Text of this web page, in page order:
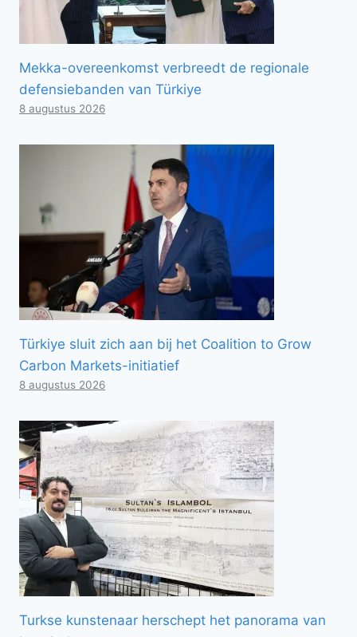
Mekka-overeenkomst verbreedt de regionale
defensiebanden van Türkiye
8 augustus 2026
Türkiye sluit zich aan bij het Coalition to Grow
Carbon Markets-initiatief
8 augustus 2026
Turkse kunstenaar herschept het panorama van